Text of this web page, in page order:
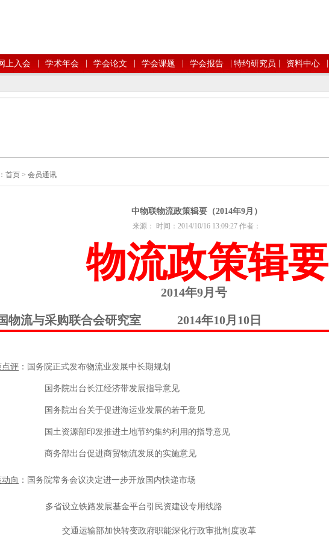
上入会 学术年会 学会论文 学会课题 学会报告 特约研究员 资料中心
首页 > 会员通讯
中物联物流政策辑要（2014年9月）
来源： 时间：2014/10/16 13:09:27 作者：
物流政策辑要
2014年9月号
物流与采购联合会研究室 2014年10月10日
点评 ：国务院正式发布物流业发展中长期规划
国务院出台长江经济带发展指导意见
国务院出台关于促进海运业发展的若干意见
国土资源部印发推进土地节约集约利用的指导意见
商务部出台促进商贸物流发展的实施意见
向 ：国务院常务会议决定进一步开放国内快递市场
多省设立铁路发展基金平台引民资建设专用线路
交通运输部加快转变政府职能深化行政审批制度改革